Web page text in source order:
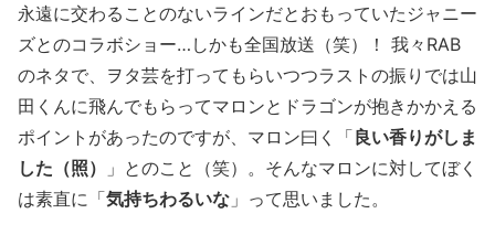
永遠に交わることのないラインだとおもっていたジャニー
ズとのコラボショー…しかも全国放送（笑）！ 我々RAB
のネタで、ヲタ芸を打ってもらいつつラストの振りでは山
田くんに飛んでもらってマロンとドラゴンが抱きかかえる
ポイントがあったのですが、マロン曰く「良い香りがしま
した（照）
」とのこと（笑）。そんなマロンに対してぼく
は素直に「気持ちわるいな 」って思いました。